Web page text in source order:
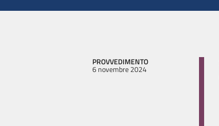
PROVVEDIMENTO
6 novembre 2024